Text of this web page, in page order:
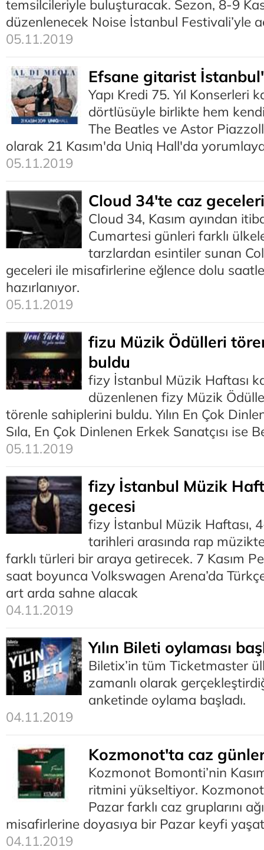
temsilcileriyle buluşturacak. Sezon, 8-9
düzenlenecek Noise İstanbul Festivali’yle
05.11.2019
Efsane gitarist
Yapı Kredi 75. Yıl Konserleri
dörtlüsüyle birlikte hem kendi
The Beatles ve Astor
olarak 21 Kasım'da Uniq Hall'da
05.11.2019
Cloud 34'te caz geceleri
Cloud 34, Kasım ayından
Cumartesi günleri farklı
tarzlardan esintiler sunan
geceleri ile misafirlerine eğlence dolu
hazırlanıyor.
05.11.2019
fizu Müzik Ödülleri
buldu
fizy İstanbul Müzik Haftası
düzenlenen fizy Müzik
törenle sahiplerini buldu. Yılın En Çok
Sıla, En Çok Dinlenen Erkek Sanatçısı ise
05.11.2019
fizy İstanbul Müzik
gecesi
fizy İstanbul Müzik Haftası,
tarihleri arasında rap
farklı türleri bir araya getirecek. 7 Kasım
saat boyunca Volkswagen Arena’da
art arda sahne alacak
04.11.2019
Yılın Bileti oylaması
Biletix’in tüm Ticketmaster
zamanlı olarak gerçekleştirdiği
anketinde oylama başladı.
04.11.2019
Kozmonot'ta caz
Kozmonot Bomonti’nin
ritmini yükseltiyor.
Pazar farklı caz gruplarını
misafirlerine doyasıya bir Pazar keyfi
04.11.2019